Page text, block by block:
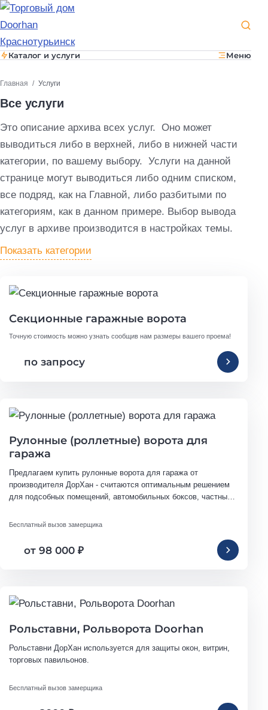
Каталог и услуги Меню
Главная Услуги
Все услуги
Это описание архива всех услуг. Оно может
выводиться либо в верхней, либо в нижней части
категории, по вашему выбору. Услуги на данной
странице могут выводиться либо одним списком,
все подряд, как на Главной, либо разбитыми по
категориям, как в данном примере. Выбор вывода
услуг в архиве производится в настройках темы.
Показать категории
Секционные гаражные ворота
Точную стоимость можно узнать сообщив нам размеры вашего проема!
по запросу
Рулонные (роллетные) ворота для
гаража
Предлагаем купить рулонные ворота для гаража от
производителя ДорХан - считаются оптимальным решением
для подсобных помещений, автомобильных боксов, частных
промышленных объектов.
Бесплатный вызов замерщика
от 98 000₽
Рольставни, Рольворота Doorhan
Рольставни ДорХан используется для защиты окон, витрин,
торговых павильонов.
Бесплатный вызов замерщика